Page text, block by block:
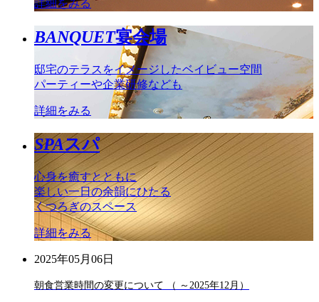
詳細をみる
BANQUET宴会場
邸宅のテラスをイメージしたベイビュー空間
パーティーや企業研修なども
詳細をみる
SPAスパ
心身を癒すとともに
楽しい一日の余韻にひたる
くつろぎのスペース
詳細をみる
2025年05月06日
朝食営業時間の変更について （ ～2025年12月）